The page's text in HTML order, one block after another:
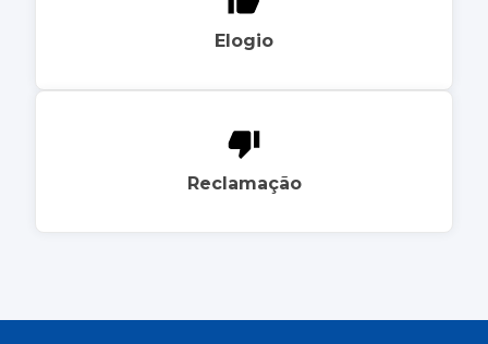
Elogio
Reclamação